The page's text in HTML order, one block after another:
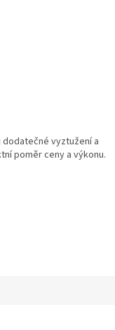
vyztužení a
poměr ceny a výkonu.